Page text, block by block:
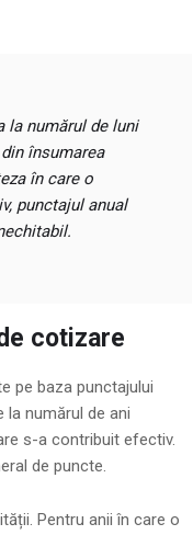
la numărul de luni
însumarea
în care o
punctajul anual
cotizare
pe baza punctajului
la numărul de ani
s-a contribuit efectiv.
de puncte.
Pentru anii în care o